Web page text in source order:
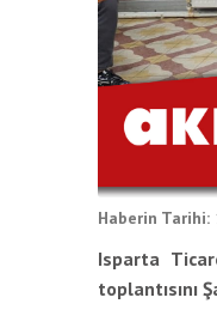
Haberin Tarihi:
Isparta
toplantısını